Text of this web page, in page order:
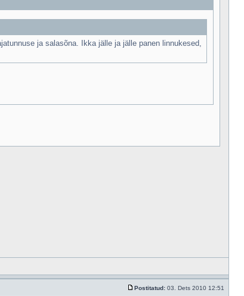
ja salasõna. Ikka jälle ja jälle panen linnukesed,
Postitatud: 03. Dets 2010 12:51